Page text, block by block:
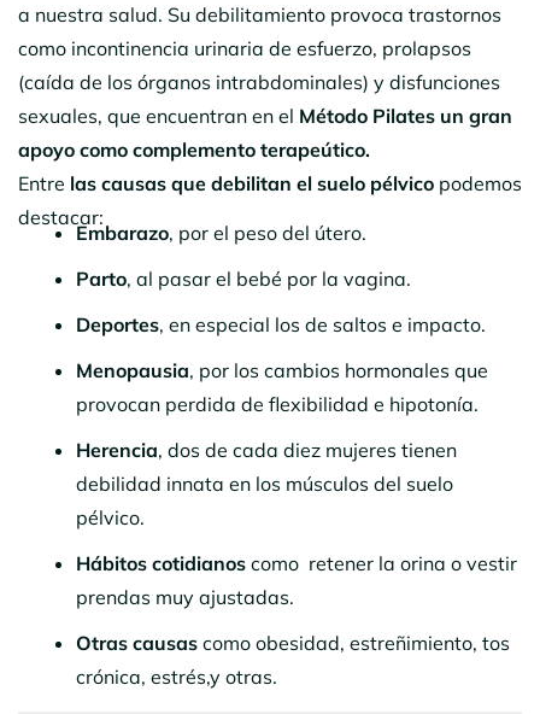
a nuestra salud. Su debilitamiento provoca trastornos
como incontinencia urinaria de esfuerzo, prolapsos
(caída de los órganos intrabdominales) y disfunciones
sexuales, que encuentran en el Método Pilates un gran
apoyo como complemento terapeútico.
Entre las causas que debilitan el suelo pélvico podemos
destacar:
Embarazo, por el peso del útero.
Parto, al pasar el bebé por la vagina.
Deportes, en especial los de saltos e impacto.
Menopausia, por los cambios hormonales que
provocan perdida de flexibilidad e hipotonía.
Herencia, dos de cada diez mujeres tienen
debilidad innata en los músculos del suelo
pélvico.
Hábitos cotidianos como retener la orina o vestir
prendas muy ajustadas.
Otras causas como obesidad, estreñimiento, tos
crónica, estrés,y otras.